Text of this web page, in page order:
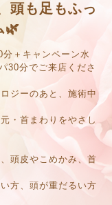
頭も足もふっ
🌿
＋キャンペーン水
30分でご来店くださ
ジーのあと、施術中
・首まわりをやさし
頭皮やこめかみ、首
方、頭が重だるい方